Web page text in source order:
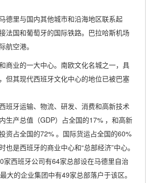
德里与国内其他城市和沿海地区联系起
法国和葡萄牙的国际铁路。巴拉哈斯机场
航空港。
商业的一大中心。南欧文化名城之一，具
但其现代西班牙文化中心的地位已被巴塞
班牙运输、物流、研发、消费和高新技术
生产总值（GDP）占全国的17% ，和高新
资占全国的72% 。国际货运占全国的60%
也是西班牙的商业中心和“总部经济”中心。
家西班牙公司有64家总部设在马德里自治
大的企业集团中有49家总部落户于该区。